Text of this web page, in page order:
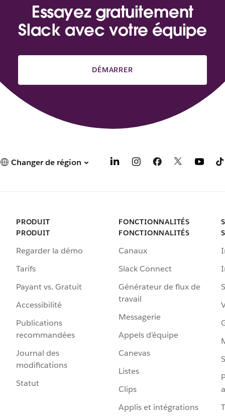
Essayez gratuitement
Slack avec votre équipe
DÉMARRER
Changer de région
PRODUIT
PRODUIT
Regarder la démo
Tarifs
Payant vs. Gratuit
Accessibilité
Publications
recommandées
Journal des
modifications
Statut
FONCTIONNALITÉS
FONCTIONNALITÉS
Canaux
Slack Connect
Générateur de flux de
travail
Messagerie
Appels d’équipe
Canevas
Listes
Clips
Applis et intégrations